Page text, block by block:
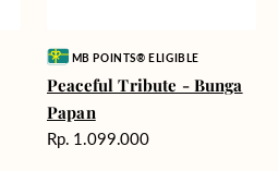
Vendor:MB POINTS® ELIGIBLE
Peaceful Tribute - Bunga
Papan
Harga
Rp. 1.099.000